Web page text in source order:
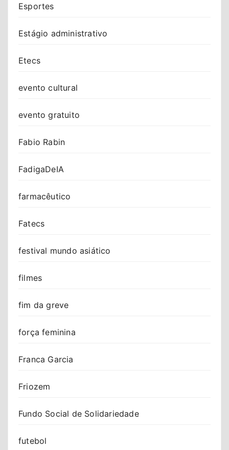
Esportes
Estágio administrativo
Etecs
evento cultural
evento gratuito
Fabio Rabin
FadigaDeIA
farmacêutico
Fatecs
festival mundo asiático
filmes
fim da greve
força feminina
Franca Garcia
Friozem
Fundo Social de Solidariedade
futebol